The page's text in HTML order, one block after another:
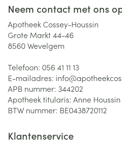
Neem contact met ons
Apotheek Cossey-Houssin
Grote Markt 44-46
8560Wevelgem
Telefoon: 056 41 11 13
E-mailadres: info@
APB nummer: 344202
Apotheek titularis: Anne Houssin
BTW nummer: BE0438720112
Klantenservice